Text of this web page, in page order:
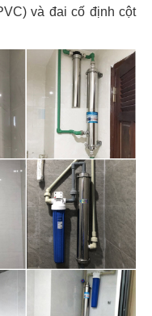
và đai cố định cột